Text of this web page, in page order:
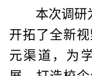
本次调研
开拓了全新
元渠道，为